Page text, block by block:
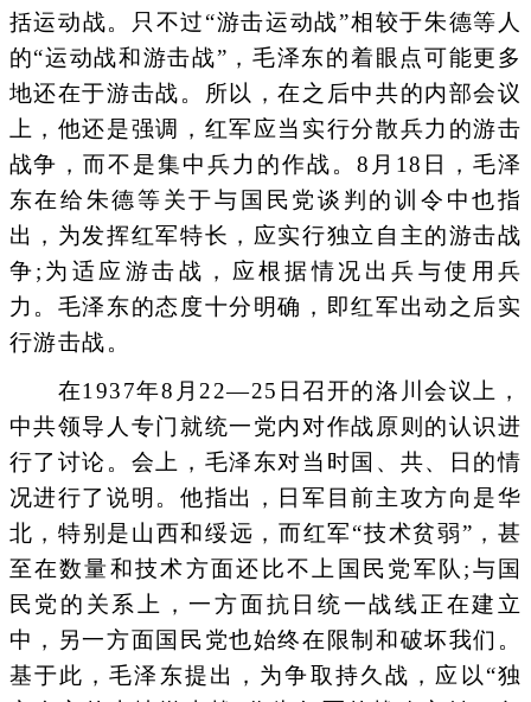
括运动战。只不过“游击运动战”相较于朱德等人
的“运动战和游击战”，毛泽东的着眼点可能更多
地还在于游击战。所以，在之后中共的内部会议
上，他还是强调，红军应当实行分散兵力的游击
战争，而不是集中兵力的作战。8月18日，毛泽
东在给朱德等关于与国民党谈判的训令中也指
出，为发挥红军特长，应实行独立自主的游击战
争;为适应游击战，应根据情况出兵与使用兵
力。毛泽东的态度十分明确，即红军出动之后实
行游击战。
在1937年8月22—25日召开的洛川会议上，
中共领导人专门就统一党内对作战原则的认识进
行了讨论。会上，毛泽东对当时国、共、日的情
况进行了说明。他指出，日军目前主攻方向是华
北，特别是山西和绥远，而红军“技术贫弱”，甚
至在数量和技术方面还比不上国民党军队;与国
民党的关系上，一方面抗日统一战线正在建立
中，另一方面国民党也始终在限制和破坏我们。
基于此，毛泽东提出，为争取持久战，应以“独